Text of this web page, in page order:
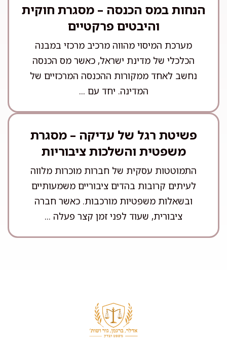
הנחות במס הכנסה – מסגרת חוקית
והיבטים פרקטיים
מערכת המיסוי מהווה מרכיב מרכזי במבנה
הכלכלי של מדינת ישראל, כאשר מס הכנסה
נחשב לאחד ממקורות ההכנסה המרכזיים של
המדינה. יחד עם ...
פשיטת רגל של עדיקה – מסגרת
משפטית והשלכות ציבוריות
התמוטטות עסקית של חברות מוכרות מלווה
לעיתים קרובות בהדים ציבוריים משמעותיים
ובשאלות משפטיות מורכבות. כאשר חברה
ציבורית, שעוד לפני זמן קצר פעלה ...